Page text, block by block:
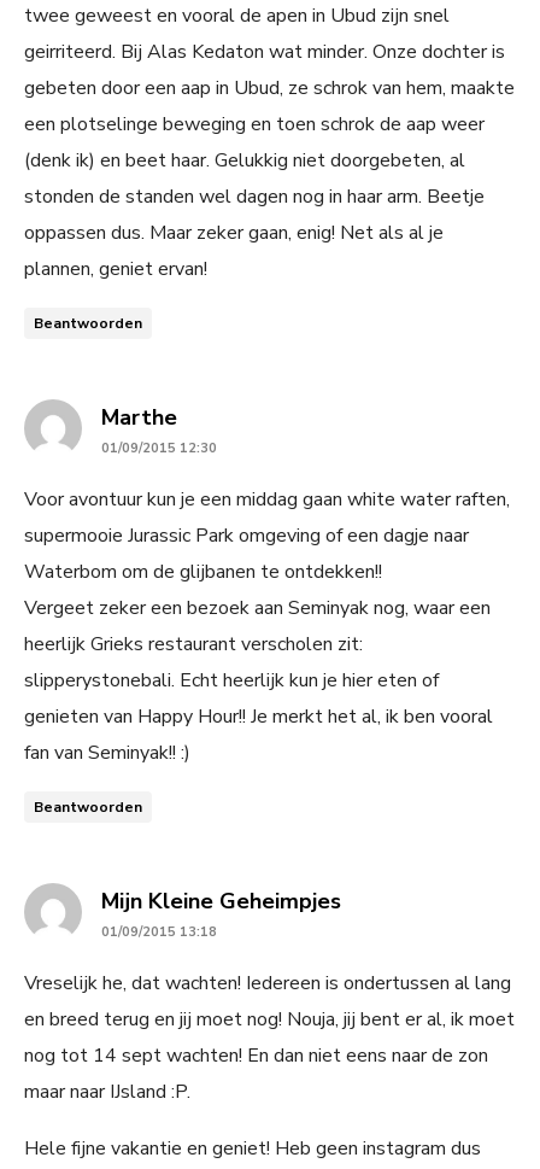
twee geweest en vooral de apen in Ubud zijn snel
geirriteerd. Bij Alas Kedaton wat minder. Onze dochter is
gebeten door een aap in Ubud, ze schrok van hem, maakte
een plotselinge beweging en toen schrok de aap weer
(denk ik) en beet haar. Gelukkig niet doorgebeten, al
stonden de standen wel dagen nog in haar arm. Beetje
oppassen dus. Maar zeker gaan, enig! Net als al je
plannen, geniet ervan!
Beantwoorden
Marthesays:
01/09/2015 12:30
Voor avontuur kun je een middag gaan white water raften,
supermooie Jurassic Park omgeving of een dagje naar
Waterbom om de glijbanen te ontdekken!!
Vergeet zeker een bezoek aan Seminyak nog, waar een
heerlijk Grieks restaurant verscholen zit:
slipperystonebali. Echt heerlijk kun je hier eten of
genieten van Happy Hour!! Je merkt het al, ik ben vooral
fan van Seminyak!! :)
Beantwoorden
Mijn Kleine Geheimpjessays:
01/09/2015 13:18
Vreselijk he, dat wachten! Iedereen is ondertussen al lang
en breed terug en jij moet nog! Nouja, jij bent er al, ik moet
nog tot 14 sept wachten! En dan niet eens naar de zon
maar naar IJsland :P.
Hele fijne vakantie en geniet! Heb geen instagram dus